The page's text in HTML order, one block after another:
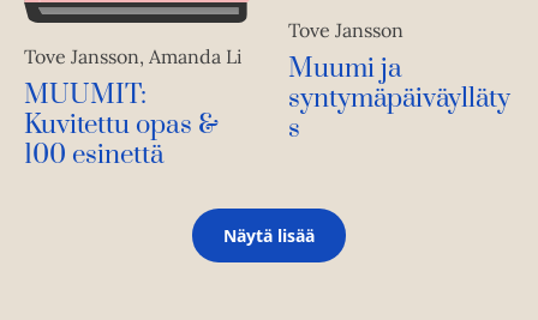
Tove Jansson, Amanda Li
MUUMIT:
Kuvitettu opas &
100 esinettä
Tove Jansson
Muumi ja
syntymäpäiväylläty
s
Näytä lisää